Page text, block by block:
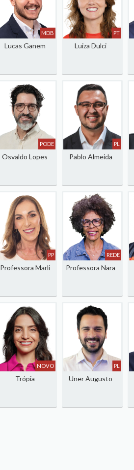
MDB
Lucas Ganem
PT
Luiza Dulci
PODE
Osvaldo Lopes
PL
Pablo Almeida
PP
Professora Marli
REDE
Professora Nara
NOVO
Trópia
PL
Uner Augusto